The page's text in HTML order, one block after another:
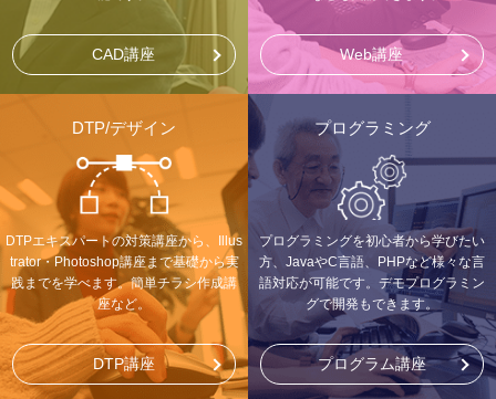
CAD講座 Web講座
DTP/デザイン
DTPエキスパートの対策講座から、Illus
trator・Photoshop講座まで基礎から実
践までを学べます。簡単チラシ作成講
座など。
DTP講座
プログラミング
プログラミングを初心者から学びたい
方、JavaやC言語、PHPなど様々な言
語対応が可能です。デモプログラミン
グで開発もできます。
プログラム講座